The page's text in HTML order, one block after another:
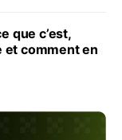
que c’est,
et comment en